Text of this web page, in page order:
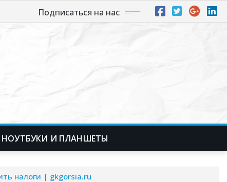
Подписаться на нас
НОУТБУКИ И ПЛАНШЕТЫ
налоги | gkgorsia.ru